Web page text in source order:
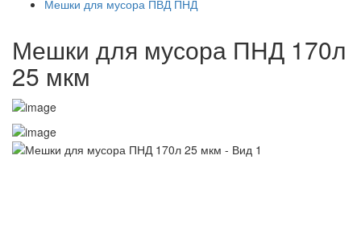
Мешки для мусора ПВД ПНД
Мешки для мусора ПНД 170л
25 мкм